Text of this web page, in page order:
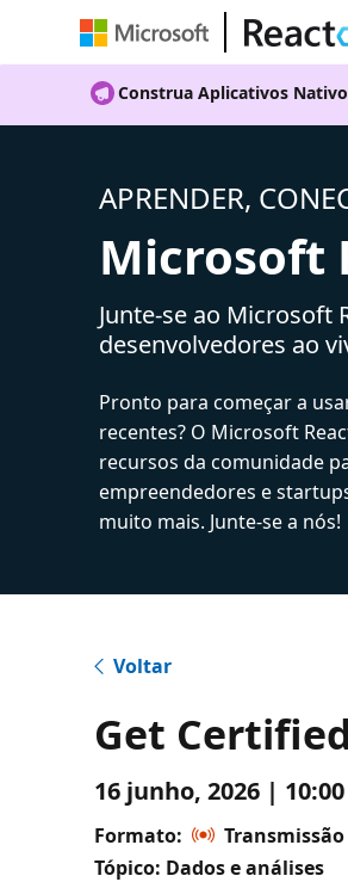
Construa Aplicativos
APRENDER,
Microsoft
Junte-se ao Microsoft
desenvolvedores ao
Pronto para começar a
recentes? O Microsoft
recursos da comunidade
empreendedores e
muito mais. Junte-se a nós!
Voltar
Get
16 junho, 2026 |
Formato:
Tópico: Dados e análises